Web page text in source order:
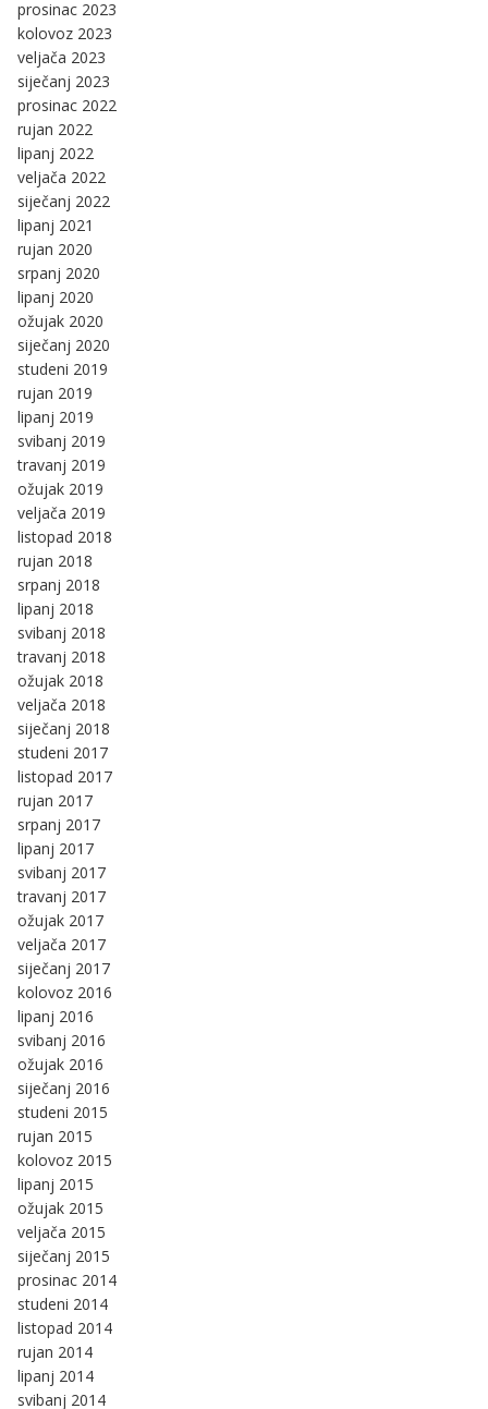
prosinac 2023
kolovoz 2023
veljača 2023
siječanj 2023
prosinac 2022
rujan 2022
lipanj 2022
veljača 2022
siječanj 2022
lipanj 2021
rujan 2020
srpanj 2020
lipanj 2020
ožujak 2020
siječanj 2020
studeni 2019
rujan 2019
lipanj 2019
svibanj 2019
travanj 2019
ožujak 2019
veljača 2019
listopad 2018
rujan 2018
srpanj 2018
lipanj 2018
svibanj 2018
travanj 2018
ožujak 2018
veljača 2018
siječanj 2018
studeni 2017
listopad 2017
rujan 2017
srpanj 2017
lipanj 2017
svibanj 2017
travanj 2017
ožujak 2017
veljača 2017
siječanj 2017
kolovoz 2016
lipanj 2016
svibanj 2016
ožujak 2016
siječanj 2016
studeni 2015
rujan 2015
kolovoz 2015
lipanj 2015
ožujak 2015
veljača 2015
siječanj 2015
prosinac 2014
studeni 2014
listopad 2014
rujan 2014
lipanj 2014
svibanj 2014